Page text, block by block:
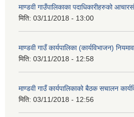
माण्डवी गाउँपालिकाका पदाधिकारीहरुको
मिति: 03/11/2018 - 13:00
माण्डवी गाउँ कार्यपालिका (कार्यविभाजन)
मिति: 03/11/2018 - 12:58
माण्डवी गाउँ कार्यपालिकाको बैठक स‌चालन
मिति: 03/11/2018 - 12:56